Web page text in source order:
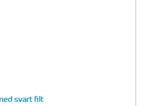
svart filt